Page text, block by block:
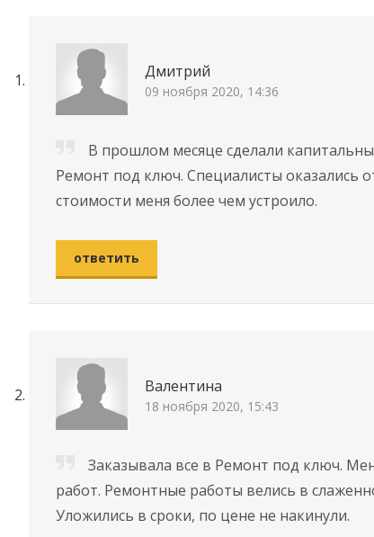
Дмитрий
09 ноября 2020, 14:36
В прошлом месяце сделали
Ремонт под ключ. Специалисты оказались
стоимости меня более чем устроило.
ответить
Валентина
18 ноября 2020, 15:43
Заказывала все в Ремонт под ключ.
работ. Ремонтные работы велись в
Уложились в сроки, по цене не накинули.